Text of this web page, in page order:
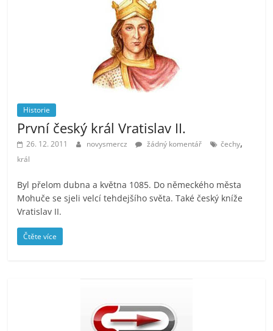
Historie
První český král Vratislav II.
26. 12. 2011 novysmercz žádný komentář čechy,
král
Byl přelom dubna a května 1085. Do německého města
Mohuče se sjeli velcí tehdejšího světa. Také český kníže
Vratislav II.
Čtěte více